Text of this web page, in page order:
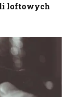
loftowych